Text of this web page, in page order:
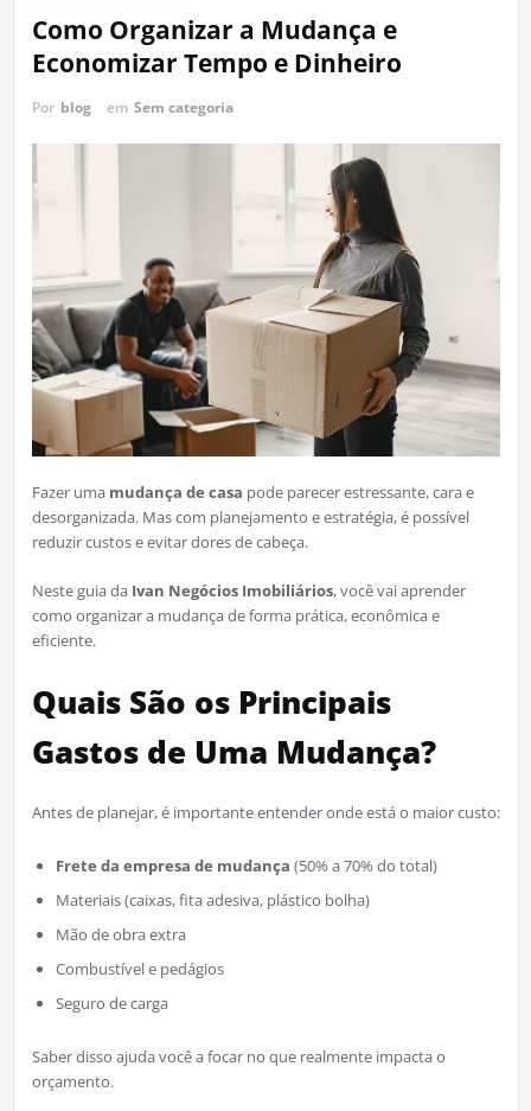
Como Organizar a Mudança e
Economizar Tempo e Dinheiro
Por blog em Sem categoria
Fazer uma mudança de casa pode parecer estressante, cara e
desorganizada. Mas com planejamento e estratégia, é possível
reduzir custos e evitar dores de cabeça.
Neste guia da Ivan Negócios Imobiliários, você vai aprender
como organizar a mudança de forma prática, econômica e
eficiente.
Quais São os Principais
Gastos de Uma Mudança?
Antes de planejar, é importante entender onde está o maior custo:
Frete da empresa de mudança (50% a 70% do total)
Materiais (caixas, fita adesiva, plástico bolha)
Mão de obra extra
Combustível e pedágios
Seguro de carga
Saber disso ajuda você a focar no que realmente impacta o
orçamento.